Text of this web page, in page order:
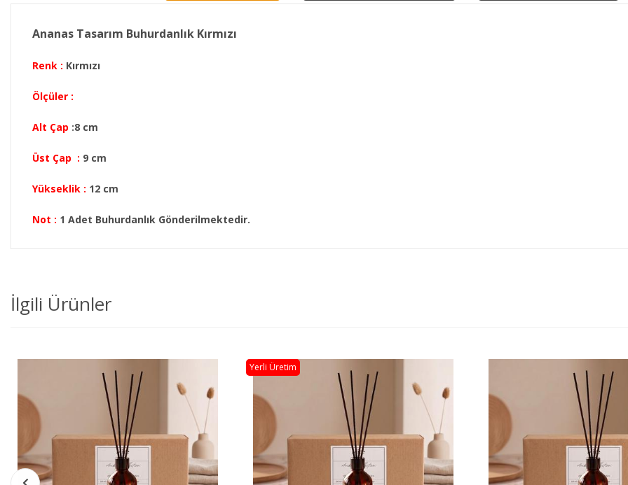
Ananas Tasarım Buhurdanlık Kırmızı
Renk : Kırmızı
Ölçüler :
Alt Çap :8 cm
Üst Çap : 9 cm
Yükseklik : 12 cm
Not : 1 Adet Buhurdanlık Gönderilmektedir.
İlgili Ürünler